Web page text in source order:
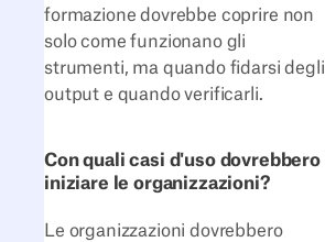
formazione dovrebbe coprire non
solo come funzionano gli
strumenti, ma quando fidarsi degli
output e quando verificarli.
Con quali casi d'uso dovrebbero
iniziare le organizzazioni?
Le organizzazioni dovrebbero